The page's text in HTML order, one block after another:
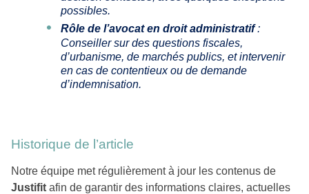
possibles.
Rôle de l’avocat en droit administratif:
Conseiller sur des questions fiscales,
d’urbanisme, de marchés publics, et intervenir
en cas de contentieux ou de demande
d’indemnisation.
Historique de l’article
Notre équipe met régulièrement à jour les contenus de
Justifit afin de garantir des informations claires, actuelles